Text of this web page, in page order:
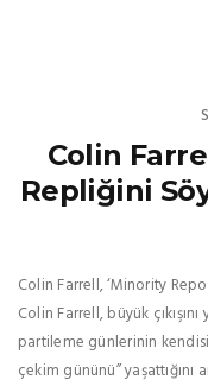
Colin
Repliğini
Colin Farrell, ‘Minority
Colin Farrell, büyük
partileme günlerinin
çekim gününü” yaşattığını